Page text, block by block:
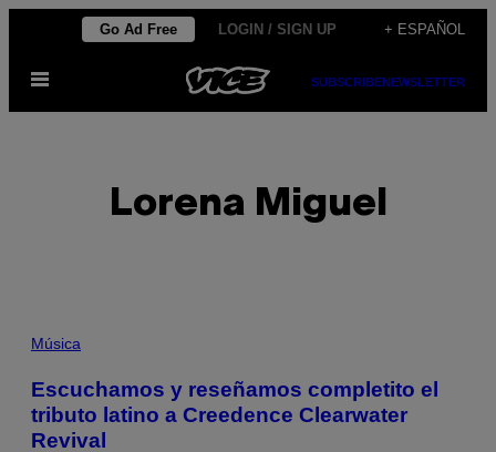
contenido
Go Ad Free LOGIN / SIGN UP + ESPAÑOL
Abrir
SUBSCRIBENEWSLETTER
Lorena Miguel
POSTS
BY
THIS
Música
Escuchamos y reseñamos completito el
tributo latino a Creedence Clearwater
Revival